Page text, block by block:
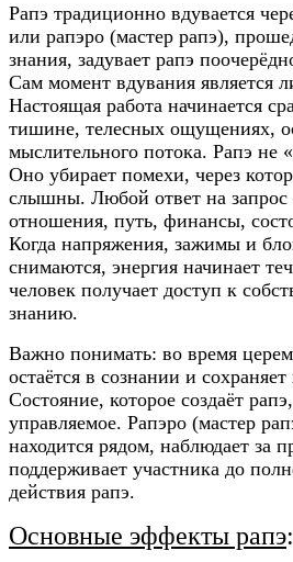
Рапэ традиционно вдувается
или рапэро (мастер рапэ),
знания, задувает рапэ
Сам момент вдувания является
Настоящая работа начинается
тишине, телесных ощущениях,
мыслительного потока. Рапэ не
Оно убирает помехи, через
слышны. Любой ответ на запрос
отношения, путь, финансы,
Когда напряжения, зажимы и
снимаются, энергия начинает
человек получает доступ к
знанию.
Важно понимать: во время
остаётся в сознании и
Состояние, которое создаёт
управляемое. Рапэро (мастер
находится рядом, наблюдает за
поддерживает участника до
действия рапэ.
Основные эффекты рапэ: